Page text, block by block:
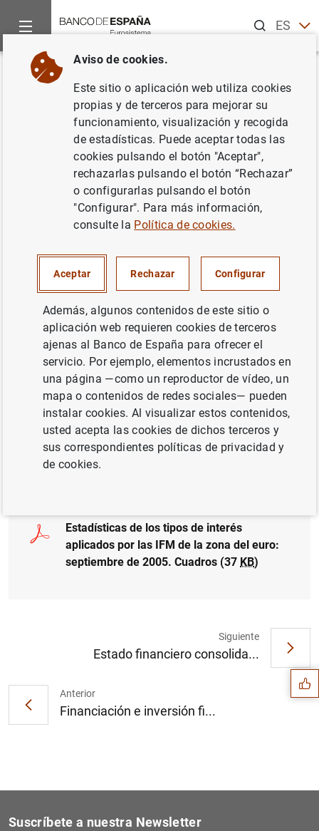
ESEN
Inicio Noticias y eventos
Volver
Estadísticas de los tipos de
interés aplicados por las IFM de
la zona del euro: septiembre de
aplicados por las IFM de la zona del euro:
septiembre de 2005 (111KB)
Estadísticas de los tipos de interés
aplicados por las IFM de la zona del euro:
septiembre de 2005. Gráficos (22KB)
Estadísticas de los tipos de interés
aplicados por las IFM de la zona del euro:
septiembre de 2005. Cuadros (37 KB)
Anterior
Financiación e inversión fi...
Siguiente
Estado financiero consolida... Sugerencias
Suscríbete a nuestra Newsletter
Aviso de cookies.
Este sitio o aplicación web utiliza cookies
propias y de terceros para mejorar su
funcionamiento, visualización y recogida
de estadísticas. Puede aceptar todas las
cookies pulsando el botón "Aceptar",
rechazarlas pulsando el botón “Rechazar”
o configurarlas pulsando el botón
"Configurar". Para más información,
consulte la Política de cookies.
Aceptar Rechazar Configurar
Además, algunos contenidos de este sitio o
aplicación web requieren cookies de terceros
ajenas al Banco de España para ofrecer el
servicio. Por ejemplo, elementos incrustados en
una página —como un reproductor de vídeo, un
mapa o contenidos de redes sociales— pueden
instalar cookies. Al visualizar estos contenidos,
usted acepta las cookies de dichos terceros y
sus correspondientes políticas de privacidad y
de cookies.